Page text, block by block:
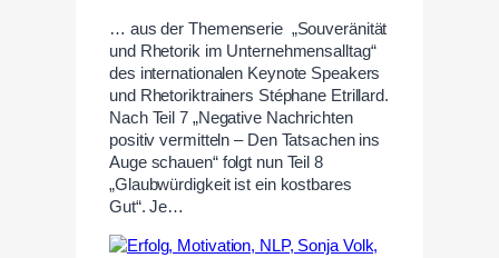
… aus der Themenserie „Souveränität
und Rhetorik im Unternehmensalltag“
des internationalen Keynote Speakers
und Rhetoriktrainers Stéphane Etrillard.
Nach Teil 7 „Negative Nachrichten
positiv vermitteln – Den Tatsachen ins
Auge schauen“ folgt nun Teil 8
„Glaubwürdigkeit ist ein kostbares
Gut“. Je…